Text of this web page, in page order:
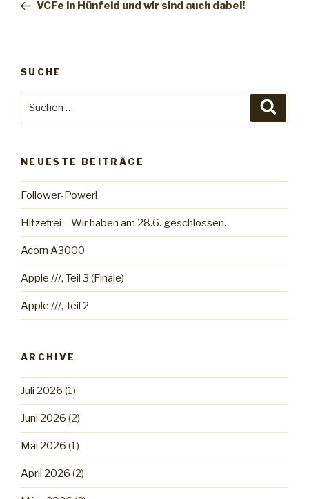
VCFe in Hünfeld und wir sind auch dabei!
SUCHE
NEUESTE BEITRÄGE
Follower-Power!
Hitzefrei – Wir haben am 28.6. geschlossen.
Acorn A3000
Apple ///, Teil 3 (Finale)
Apple ///, Teil 2
ARCHIVE
Juli 2026 (1)
Juni 2026 (2)
Mai 2026 (1)
April 2026 (2)